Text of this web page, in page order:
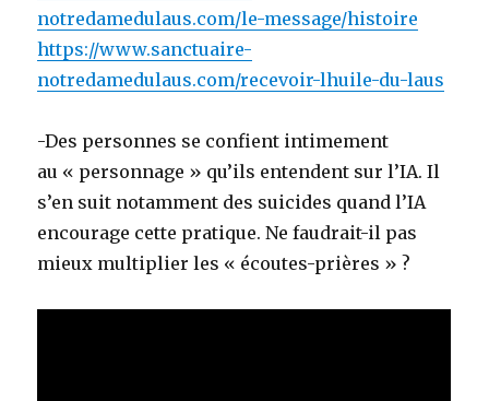
notredamedulaus.com/le-message/histoire
https://www.sanctuaire-
notredamedulaus.com/recevoir-lhuile-du-laus
-Des personnes se confient intimement
au « personnage » qu’ils entendent sur l’IA. Il
s’en suit notamment des suicides quand l’IA
encourage cette pratique. Ne faudrait-il pas
mieux multiplier les « écoutes-prières » ?